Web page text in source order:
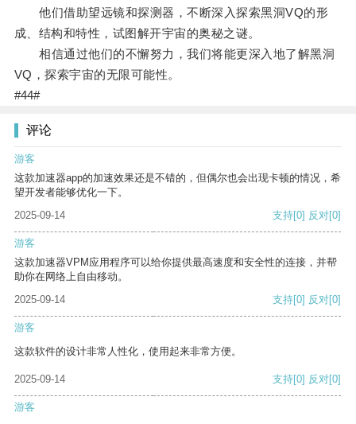
他们借助望远镜和探测器，不断深入探索黑洞VQ的形
成、结构和特性，试图解开宇宙的奥秘之谜。
相信通过他们的不懈努力，我们将能更深入地了解黑洞
VQ，探索宇宙的无限可能性。
#44#
评论
游客
这款加速器app的加速效果还是不错的，但偶尔也会出现卡顿的情况，希
望开发者能够优化一下。
2025-09-14
支持[0] 反对[0]
游客
这款加速器VPM应用程序可以给你提供最高速度和安全性的连接，并帮
助你在网络上自由移动。
2025-09-14
支持[0] 反对[0]
游客
这款软件的设计非常人性化，使用起来非常方便。
2025-09-14 支持[0] 反对[0]
游客